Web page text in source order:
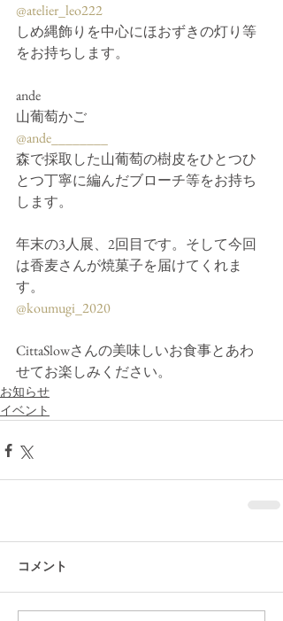
@atelier_leo222
しめ縄飾りを中心にほおずきの灯り等
をお持ちします。
ande
山葡萄かご
@ande________
森で採取した山葡萄の樹皮をひとつひ
とつ丁寧に編んだブローチ等をお持ち
します。
年末の3人展、2回目です。そして今回
は香麦さんが焼菓子を届けてくれま
す。
@koumugi_2020
CittaSlowさんの美味しいお食事とあわ
せてお楽しみください。
お知らせ
イベント
コメント